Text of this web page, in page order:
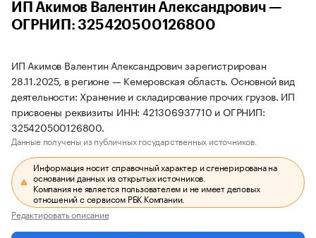
ИП Акимов Валентин Александрович —
ОГРНИП: 325420500126800
ИП Акимов Валентин Александрович зарегистрирован
28.11.2025, в регионе — Кемеровская область. Основной вид
деятельности: Хранение и складирование прочих грузов. ИП
присвоены реквизиты ИНН: 421306937710 и ОГРНИП:
325420500126800.
Данные получены из публичных государственных источников.
Информация носит справочный характер и сгенерирована на
основании данных из открытых источников.
Компания не является пользователем и не имеет деловых
отношений с сервисом РБК Компании.
Редактировать описание